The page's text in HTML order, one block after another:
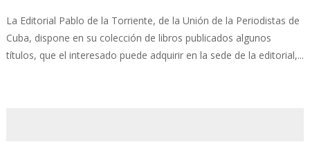
La Editorial Pablo de la Torriente, de la Unión de la Periodistas de
Cuba, dispone en su colección de libros publicados algunos
títulos, que el interesado puede adquirir en la sede de la editorial,...